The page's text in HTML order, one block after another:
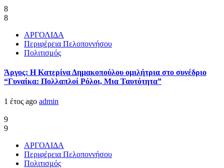
8
8
ΑΡΓΟΛΙΔΑ
Περιφέρεια Πελοποννήσου
Πολιτισμός
Άργος: Η Κατερίνα Δημακοπούλου ομιλήτρια στο συνέδριο
“Γυναίκα: Πολλαπλοί Ρόλοι, Μια Ταυτότητα”
1 έτος ago admin
9
9
ΑΡΓΟΛΙΔΑ
Περιφέρεια Πελοποννήσου
Πολιτισμός